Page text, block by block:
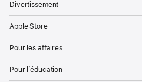
Divertissement
Apple Store
Pour les affaires
Pour l’éducation